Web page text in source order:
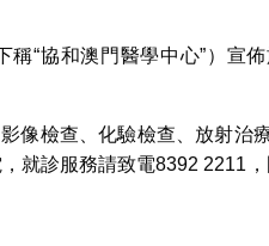
“協和澳門醫學中心”）宣
像檢查、化驗檢查、放射治
就診服務請致電8392 2211